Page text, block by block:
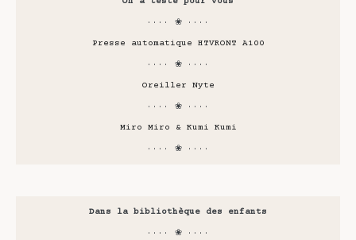
···· ❀ ····
Presse automatique HTVRONT A100
···· ❀ ····
Oreiller Nyte
···· ❀ ····
Miro Miro & Kumi Kumi
···· ❀ ····
Dans la bibliothèque des enfants
···· ❀ ····